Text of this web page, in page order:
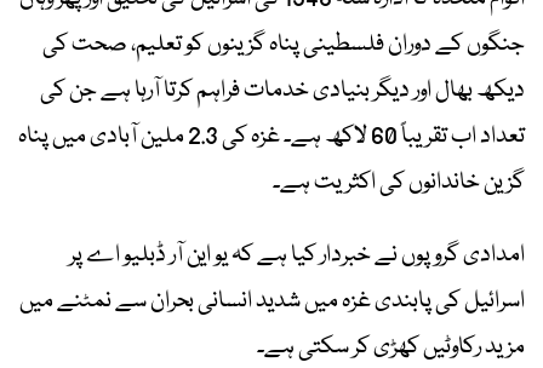
جنگوں کے دوران فلسطینی پناہ گزینوں کو تعلیم، صحت کی
دیکھ بھال اور دیگر بنیادی خدمات فراہم کرتا آرہا ہے جن کی
تعداد اب تقریباً 60 لاکھ ہے۔ غزہ کی 2.3 ملین آبادی میں پناہ
گزین خاندانوں کی اکثریت ہے۔
امدادی گروپوں نے خبردار کیا ہے کہ یو این آر ڈبلیو اے پر
اسرائیل کی پابندی غزہ میں شدید انسانی بحران سے نمٹنے میں
مزید رکاوٹیں کھڑی کر سکتی ہے۔